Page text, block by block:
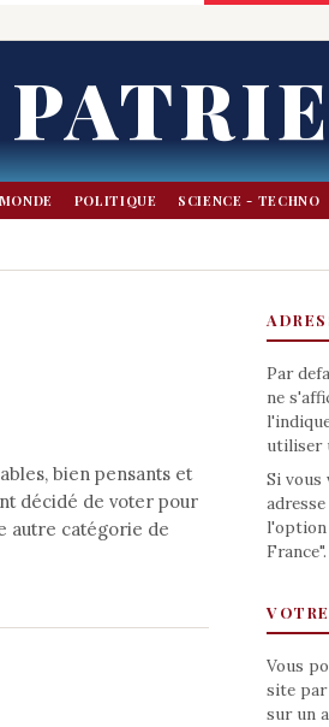
MONDE POLITIQUE SCIENCE - TECHNO
bien pensants et
décidé de voter pour
autre catégorie de
Par
ne
utiliser
Si vous
l'option
France".
Vous
site par
sur un